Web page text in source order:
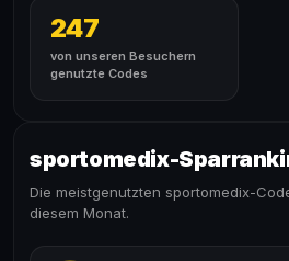
247
von unseren Besuchern
genutzte Codes
sportomedix-
Die meistgenutzten sportomedix-
diesem Monat.